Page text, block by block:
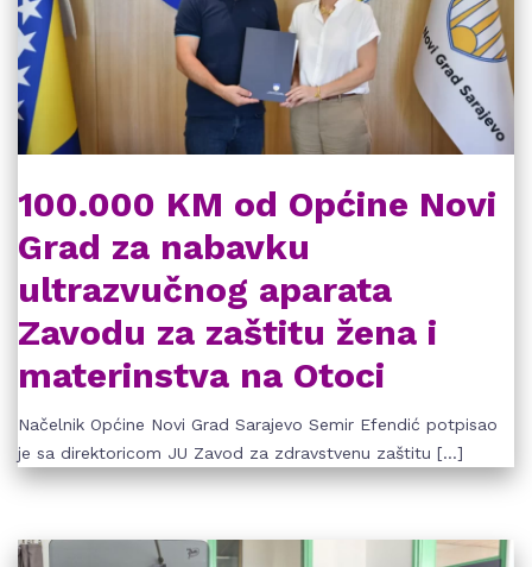
100.000 KM od Općine Novi
Grad za nabavku
ultrazvučnog aparata
Zavodu za zaštitu žena i
materinstva na Otoci
Načelnik Općine Novi Grad Sarajevo Semir Efendić potpisao
je sa direktoricom JU Zavod za zdravstvenu zaštitu […]